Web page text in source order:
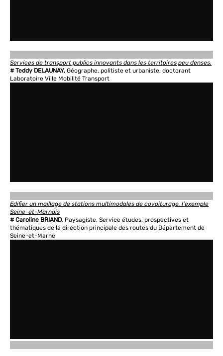
Services de transport publics innovants dans les territoires peu denses.
# Teddy DELAUNAY, Géographe, politiste et urbaniste, doctorant
Laboratoire Ville Mobilité Transport
Edifier un maillage de stations multimodales de covoiturage, l'exemple
Seine-et-Marnais
# Caroline BRIAND, Paysagiste, Service études, prospectives et
thématiques de la direction principale des routes du Département de
Seine-et-Marne